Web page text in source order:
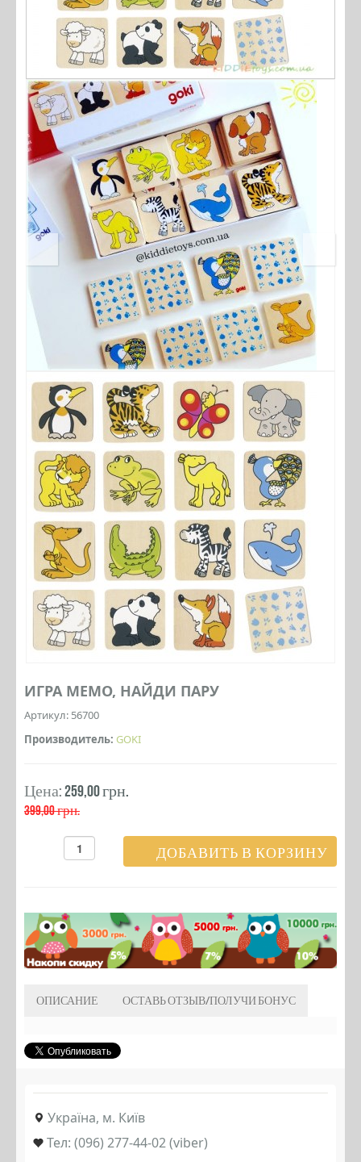
ИГРА МЕМО, НАЙДИ ПАРУ
Артикул: 56700
Производитель: GOKI
Цена:259,00 грн.
399,00 грн.
ОПИСАНИЕ ОСТАВЬ ОТЗЫВ/ПОЛУЧИ БОНУС
Україна, м. Київ
Тел: (096) 277-44-02 (viber)